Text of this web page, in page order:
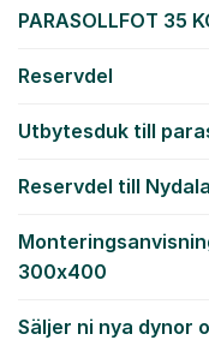
PARASOLLFOT 35
Reservdel
Utbytesduk till
Reservdel till
300x400
Säljer ni nya dynor